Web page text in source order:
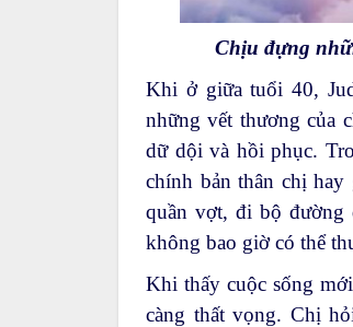
Chịu đựng
Khi ở giữa tuổi 40,
những vết thương của
dữ dội và hồi phục.
chính bản thân chị
quần vợt, đi bộ đường
không bao giờ có thể
Khi thấy cuộc sống
càng thất vọng. Chị